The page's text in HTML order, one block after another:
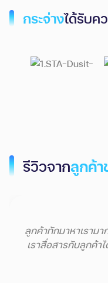
กระจ่างได้รับค
รีวิวจากลูกค้า
ลูกค้าทักมาหาเราม
เราสื่อสารกับลูกค้